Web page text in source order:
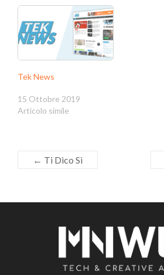
Tek News
15 Ottobre 2019
Articolo simile
← Ti Dico Sì